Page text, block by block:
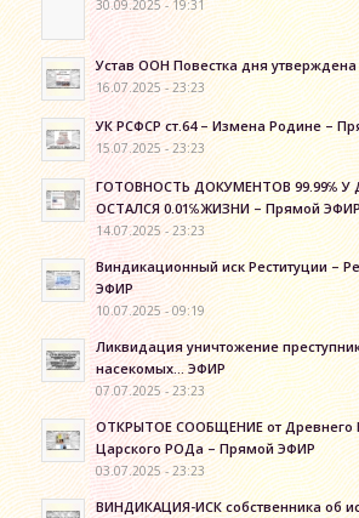
30.09.2025 - 19:31
Устав ООН Повестка дня
16.07.2025 - 23:23
УК РСФСР ст.64 – Измена Родине –
15.07.2025 - 23:23
ГОТОВНОСТЬ ДОКУМЕНТОВ 99.99℅
ОСТАЛСЯ 0.01℅ЖИЗНИ – Прямой
14.07.2025 - 23:23
Виндикационный иск Реституции –
ЭФИР
10.07.2025 - 09:19
Ликвидация уничтожение
насекомых… ЭФИР
07.07.2025 - 23:23
ОТКРЫТОЕ СООБЩЕНИЕ от Древнего
Царского РОДа – Прямой ЭФИР
03.07.2025 - 23:23
ВИНДИКАЦИЯ-ИСК собственника об